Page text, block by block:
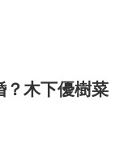
？木下優樹菜